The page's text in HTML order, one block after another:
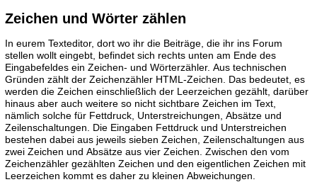
Zeichen und Wörter zählen
In eurem Texteditor, dort wo ihr die Beiträge, die ihr ins Forum
stellen wollt eingebt, befindet sich rechts unten am Ende des
Eingabefeldes ein Zeichen- und Wörterzähler. Aus technischen
Gründen zählt der Zeichenzähler HTML-Zeichen. Das bedeutet, es
werden die Zeichen einschließlich der Leerzeichen gezählt, darüber
hinaus aber auch weitere so nicht sichtbare Zeichen im Text,
nämlich solche für Fettdruck, Unterstreichungen, Absätze und
Zeilenschaltungen. Die Eingaben Fettdruck und Unterstreichen
bestehen dabei aus jeweils sieben Zeichen, Zeilenschaltungen aus
zwei Zeichen und Absätze aus vier Zeichen. Zwischen den vom
Zeichenzähler gezählten Zeichen und den eigentlichen Zeichen mit
Leerzeichen kommt es daher zu kleinen Abweichungen.